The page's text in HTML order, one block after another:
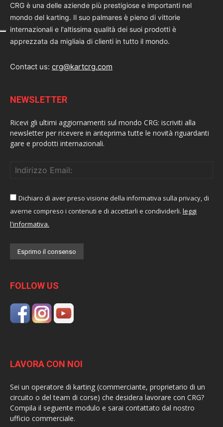
CRG è una delle aziende più prestigiose e importanti nel
mondo del karting. Il suo palmares è pieno di vittorie
internazionali e l'altissima qualità dei suoi prodotti è
apprezzata da migliaia di clienti in tutto il mondo.
Contact us: crg@kartcrg.com
NEWSLETTER
Ricevi gli ultimi aggiornamenti sul mondo CRG: iscriviti alla
newsletter per ricevere in anteprima tutte le novità riguardanti
gare e prodotti internazionali.
Dichiaro di aver preso visione della informativa sulla privacy, di
averne compreso i contenuti e di accettarli e condividerli. leggi
l'informativa.
FOLLOW US
LAVORA CON NOI
Sei un operatore di karting (commerciante, proprietario di un
circuito o del team di corse) che desidera lavorare con CRG?
Compila il seguente modulo e sarai contattato dal nostro
ufficio commerciale.